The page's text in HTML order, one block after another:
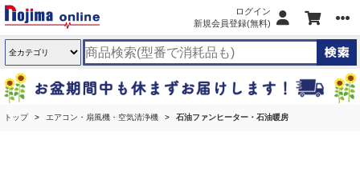
ログイン
新規会員登録(無料)
トップ エアコン・扇風機・空気清浄機 石油ファンヒーター・石油暖房